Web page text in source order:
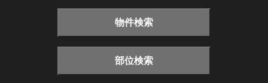
物件検索
部位検索